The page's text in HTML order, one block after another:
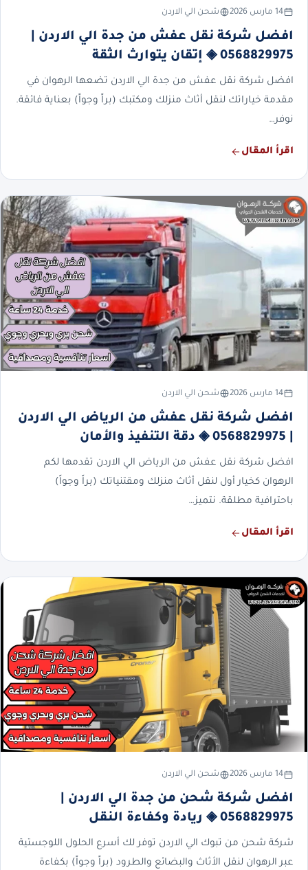
14 مارس 2026 شحن الي الاردن
افضل شركة نقل عفش من جدة الي الاردن |
0568829975 ◈ إتقان يتوارث الثقة
افضل شركة نقل عفش من جدة الي الاردن تضعها الرهوان في
مقدمة خياراتك لنقل أثاث منزلك ومكتبك (براً وجواً) بعناية فائقة.
نوفر…
اقرأ المقال
14 مارس 2026 شحن الي الاردن
افضل شركة نقل عفش من الرياض الي الاردن
افضل شركة نقل عفش من الرياض الي الاردن تقدمها لكم
الرهوان كخيار أول لنقل أثاث منزلك ومقتنياتك (براً وجواً)
باحترافية مطلقة. نتميز…
اقرأ المقال
14 مارس 2026 شحن الي الاردن
افضل شركة شحن من جدة الي الاردن |
0568829975 ◈ ريادة وكفاءة النقل
شركة شحن من تبوك الي الاردن توفر لك أسرع الحلول اللوجستية
عبر الرهوان لنقل الأثاث والبضائع والطرود (براً وجواً) بكفاءة